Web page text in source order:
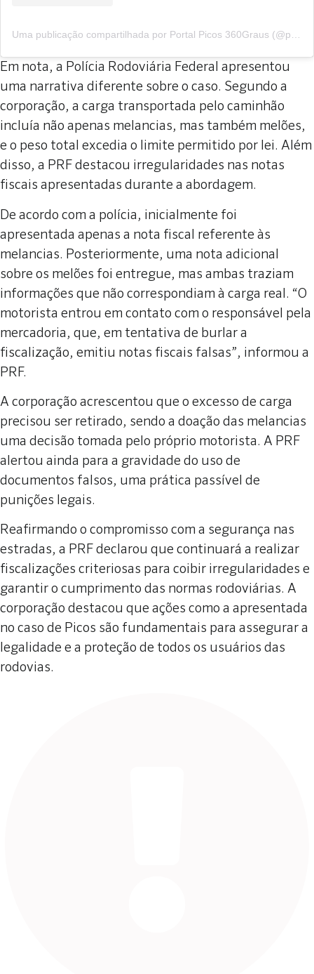
Em nota, a Polícia Rodoviária Federal apresentou
uma narrativa diferente sobre o caso. Segundo a
corporação, a carga transportada pelo caminhão
incluía não apenas melancias, mas também melões,
e o peso total excedia o limite permitido por lei. Além
disso, a PRF destacou irregularidades nas notas
fiscais apresentadas durante a abordagem.
De acordo com a polícia, inicialmente foi
apresentada apenas a nota fiscal referente às
melancias. Posteriormente, uma nota adicional
sobre os melões foi entregue, mas ambas traziam
informações que não correspondiam à carga real. “O
motorista entrou em contato com o responsável pela
mercadoria, que, em tentativa de burlar a
fiscalização, emitiu notas fiscais falsas”, informou a
PRF.
A corporação acrescentou que o excesso de carga
precisou ser retirado, sendo a doação das melancias
uma decisão tomada pelo próprio motorista. A PRF
alertou ainda para a gravidade do uso de
documentos falsos, uma prática passível de
punições legais.
Reafirmando o compromisso com a segurança nas
estradas, a PRF declarou que continuará a realizar
fiscalizações criteriosas para coibir irregularidades e
garantir o cumprimento das normas rodoviárias. A
corporação destacou que ações como a apresentada
no caso de Picos são fundamentais para assegurar a
legalidade e a proteção de todos os usuários das
rodovias.